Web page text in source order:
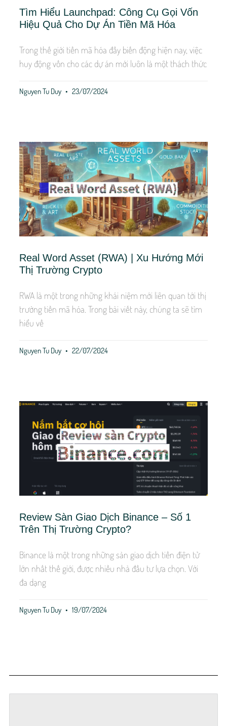
Tìm Hiểu Launchpad: Công Cụ Gọi Vốn
Hiệu Quả Cho Dự Án Tiền Mã Hóa
Trong thế giới tiền mã hóa đầy biến động hiện nay, việc
huy động vốn cho các dự án mới luôn là một thách thức
Nguyen Tu Duy 23/07/2024
Real Word Asset (RWA) | Xu Hướng Mới
Thị Trường Crypto
RWA là một trong những khái niệm mới liên quan tới thị
trường tiền mã hóa. Trong bài viết này, chúng ta sẽ tìm
hiểu về
Nguyen Tu Duy 22/07/2024
Review Sàn Giao Dịch Binance – Số 1
Trên Thị Trường Crypto?
Binance là một trong những sàn giao dịch tiền điện tử
lớn nhất thế giới, được nhiều nhà đầu tư lựa chọn. Với
đa dạng
Nguyen Tu Duy 19/07/2024